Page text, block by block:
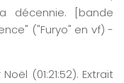
décennie. [bande
("Furyo" en vf) -
(01:21:52). Extrait